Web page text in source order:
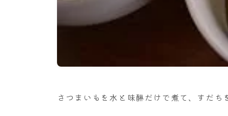
さつまいもを水と味醂だけで煮て、すだち